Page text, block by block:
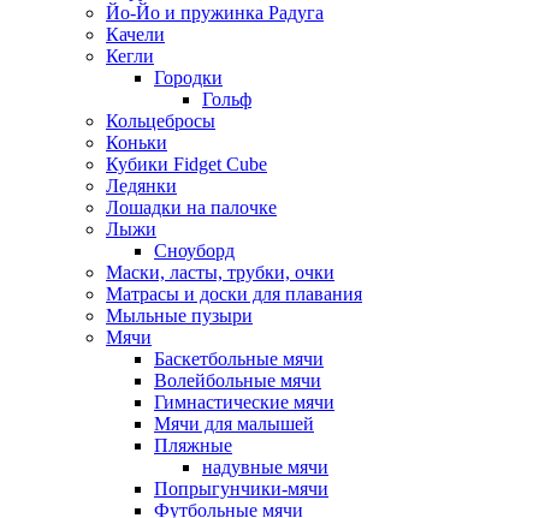
Йо-Йо и пружинка Радуга
Качели
Кегли
Городки
Гольф
Кольцебросы
Коньки
Кубики Fidget Cube
Ледянки
Лошадки на палочке
Лыжи
Сноуборд
Маски, ласты, трубки, очки
Матрасы и доски для плавания
Мыльные пузыри
Мячи
Баскетбольные мячи
Волейбольные мячи
Гимнастические мячи
Мячи для малышей
Пляжные
надувные мячи
Попрыгунчики-мячи
Футбольные мячи